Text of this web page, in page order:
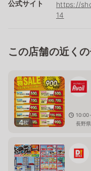
公式サイト
https://
14
この店舗の近く
4枚
10:00
長野